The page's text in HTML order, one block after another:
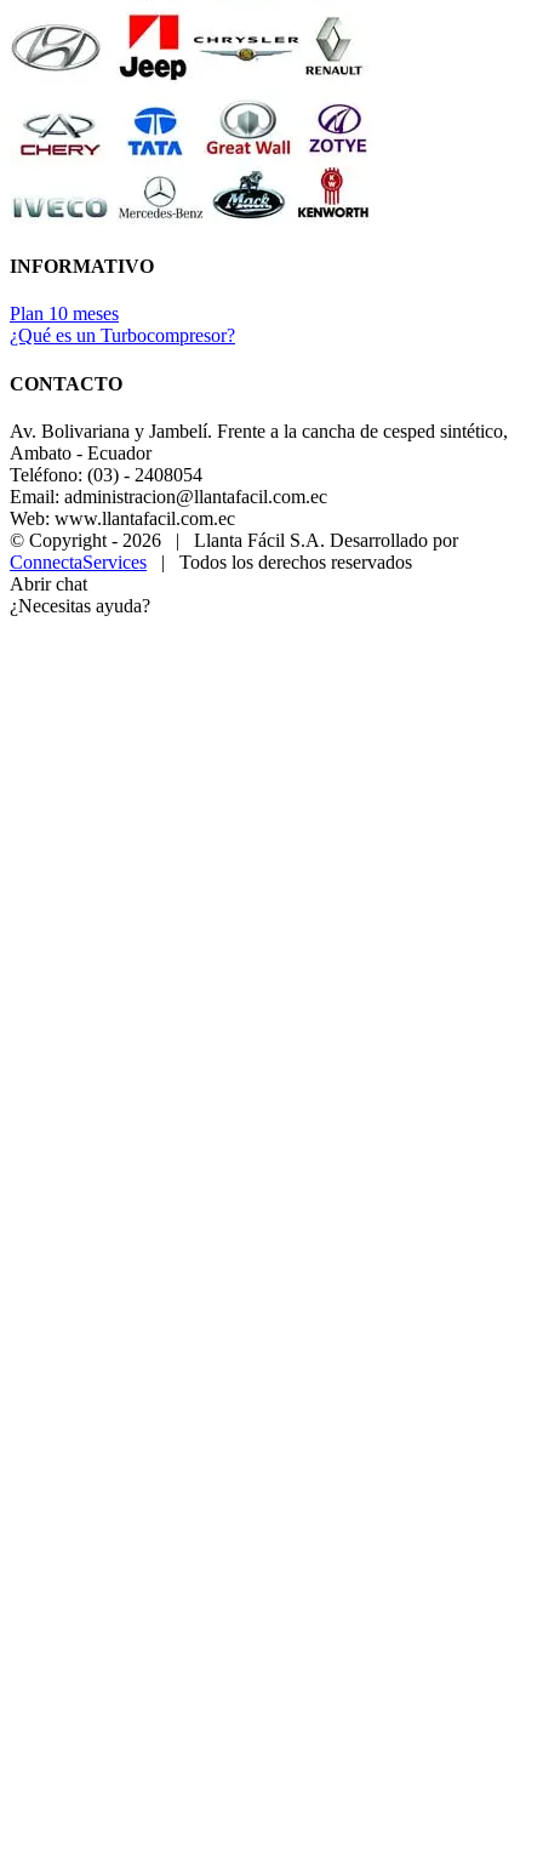
INFORMATIVO
Plan 10 meses
¿Qué es un Turbocompresor?
CONTACTO
Av. Bolivariana y Jambelí. Frente a la cancha de cesped sintético,
Ambato - Ecuador
Teléfono: (03) - 2408054
Email: administracion@llantafacil.com.ec
Web: www.llantafacil.com.ec
© Copyright - 2026 | Llanta Fácil S.A. Desarrollado por
ConnectaServices | Todos los derechos reservados
Abrir chat
¿Necesitas ayuda?